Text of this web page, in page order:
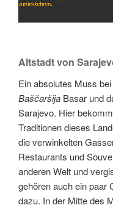
Altstadt von
Ein absolutes Muss
Baščaršija Basar und
Sarajevo. Hier
Traditionen dieses
die verwinkelten
Restaurants und
anderen Welt und
gehören auch ein paar
dazu. In der Mitte des